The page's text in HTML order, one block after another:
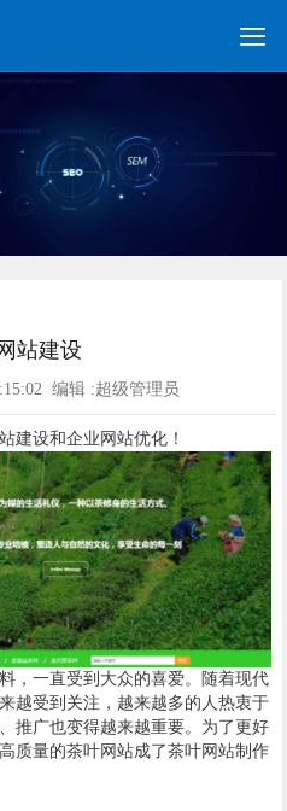

站建设
编辑 :超级管理员
建设和企业网站优化！
一直受到大众的喜爱。随着现代
越受到关注，越来越多的人热衷于
推广也变得越来越重要。为了更好
质量的茶叶网站成了茶叶网站制作